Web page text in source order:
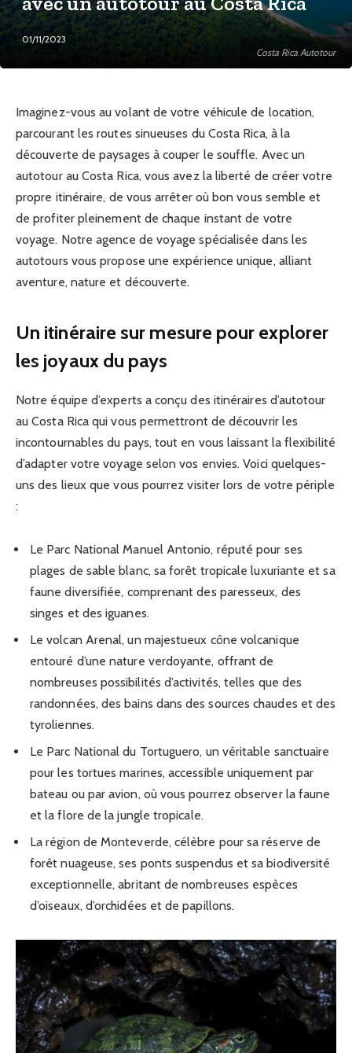
Costa Rica Autotour
01/11/2023
Imaginez-vous au volant de votre véhicule de location,
parcourant les routes sinueuses du Costa Rica, à la
découverte de paysages à couper le souffle. Avec un
autotour au Costa Rica, vous avez la liberté de créer votre
propre itinéraire, de vous arrêter où bon vous semble et
de profiter pleinement de chaque instant de votre
voyage. Notre agence de voyage spécialisée dans les
autotours vous propose une expérience unique, alliant
aventure, nature et découverte.
Un itinéraire sur mesure pour explorer
les joyaux du pays
Notre équipe d’experts a conçu des itinéraires d’autotour
au Costa Rica qui vous permettront de découvrir les
incontournables du pays, tout en vous laissant la flexibilité
d’adapter votre voyage selon vos envies. Voici quelques-
uns des lieux que vous pourrez visiter lors de votre périple
:
Le Parc National Manuel Antonio, réputé pour ses
plages de sable blanc, sa forêt tropicale luxuriante et sa
faune diversifiée, comprenant des paresseux, des
singes et des iguanes.
Le volcan Arenal, un majestueux cône volcanique
entouré d’une nature verdoyante, offrant de
nombreuses possibilités d’activités, telles que des
randonnées, des bains dans des sources chaudes et des
tyroliennes.
Le Parc National du Tortuguero, un véritable sanctuaire
pour les tortues marines, accessible uniquement par
bateau ou par avion, où vous pourrez observer la faune
et la flore de la jungle tropicale.
La région de Monteverde, célèbre pour sa réserve de
forêt nuageuse, ses ponts suspendus et sa biodiversité
exceptionnelle, abritant de nombreuses espèces
d’oiseaux, d’orchidées et de papillons.